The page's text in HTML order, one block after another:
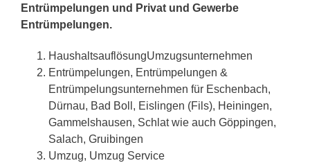
Entrümpelungen und Privat und Gewerbe
Entrümpelungen.
HaushaltsauflösungUmzugsunternehmen
Entrümpelungen, Entrümpelungen &
Entrümpelungsunternehmen für Eschenbach,
Dürnau, Bad Boll, Eislingen (Fils), Heiningen,
Gammelshausen, Schlat wie auch Göppingen,
Salach, Gruibingen
Umzug, Umzug Service